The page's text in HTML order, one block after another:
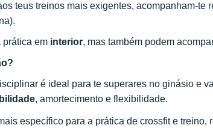
teus treinos mais exigentes, acompanham-te
prática em interior, mas também podem
é ideal para te superares no ginásio e
, amortecimento e flexibilidade.
específico para a prática de crossfit e treino,